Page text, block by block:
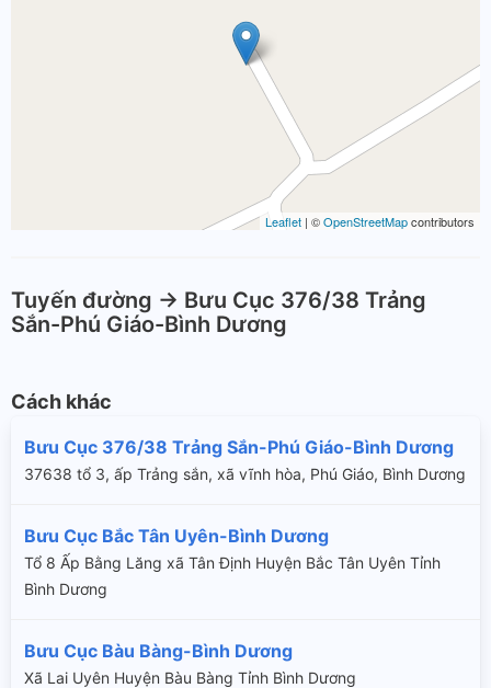
Leaflet | ©OpenStreetMapcontributors
Tuyến đường -> Bưu Cục 376/38 Trảng
Sắn-Phú Giáo-Bình Dương
Cách khác
Bưu Cục 376/38 Trảng Sắn-Phú Giáo-Bình Dương
37638 tổ 3, ấp Trảng sắn, xã vĩnh hòa, Phú Giáo, Bình Dương
Bưu Cục Bắc Tân Uyên-Bình Dương
Tổ 8 Ấp Bằng Lăng xã Tân Định Huyện Bắc Tân Uyên Tỉnh
Bình Dương
Bưu Cục Bàu Bàng-Bình Dương
Xã Lai Uyên Huyện Bàu Bàng Tỉnh Bình Dương